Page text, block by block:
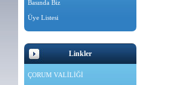
Basında Biz
Üye Listesi
Linkler
ÇORUM VALİLİĞİ